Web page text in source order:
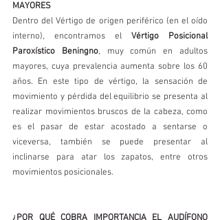
MAYORES
Dentro del Vértigo de origen periférico (en el oído
interno), encontramos el Vértigo Posicional
Paroxístico Beningno, muy común en adultos
mayores, cuya prevalencia aumenta sobre los 60
años. En este tipo de vértigo, la sensación de
movimiento y pérdida del equilibrio se presenta al
realizar movimientos bruscos de la cabeza, como
es el pasar de estar acostado a sentarse o
viceversa, también se puede presentar al
inclinarse para atar los zapatos, entre otros
movimientos posicionales.